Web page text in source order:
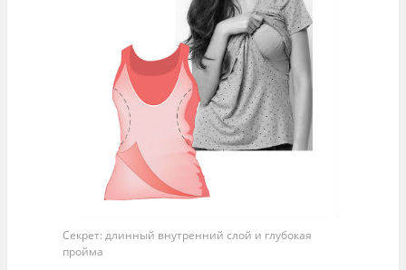
Секрет: длинный внутренний слой и глубокая
пройма